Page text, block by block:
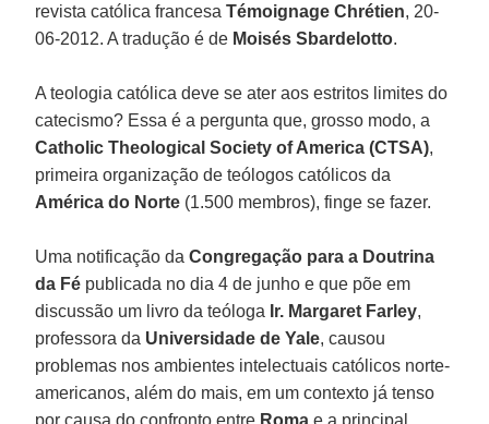
revista católica francesaTémoignage Chrétien, 20-
06-2012. A tradução é de Moisés Sbardelotto.
A teologia católica deve se ater aos estritos limites do
catecismo? Essa é a pergunta que, grosso modo, a
Catholic Theological Society of America (CTSA),
primeira organização de teólogos católicos da
América do Norte (1.500 membros), finge se fazer.
Uma notificação daCongregação para a Doutrina
da Fé publicada no dia 4 de junho e que põe em
discussão um livro da teóloga Ir. Margaret Farley,
professora da Universidade de Yale, causou
problemas nos ambientes intelectuais católicos norte-
americanos, além do mais, em um contexto já tenso
por causa do confronto entre Romae a principal